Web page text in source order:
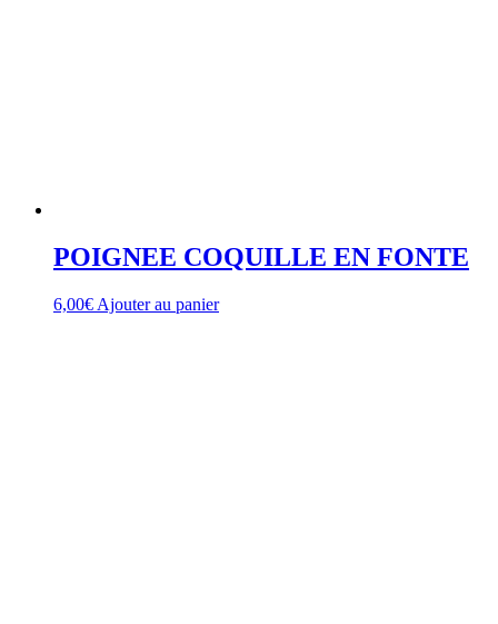
POIGNEE COQUILLE EN FONTE
6,00€ Ajouter au panier